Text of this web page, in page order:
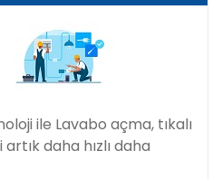
ile Lavabo açma, tıkalı
daha hızlı daha